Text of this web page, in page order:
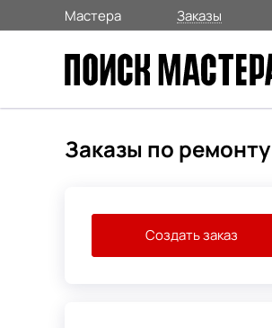
Мастера Заказы
Заказы по
Создать заказ